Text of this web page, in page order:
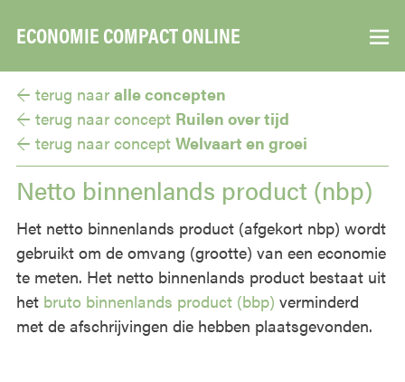
ECONOMIE COMPACT ONLINE ▼
← terug naar alle concepten
← terug naar concept Ruilen over tijd
← terug naar concept Welvaart en groei
Netto binnenlands product (nbp)
Het netto binnenlands product (afgekort nbp) wordt
gebruikt om de omvang (grootte) van een economie
te meten. Het netto binnenlands product bestaat uit
het bruto binnenlands product (bbp) verminderd
met de afschrijvingen die hebben plaatsgevonden.